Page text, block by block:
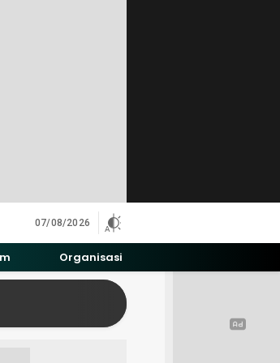
07/08/2026
Organisasi